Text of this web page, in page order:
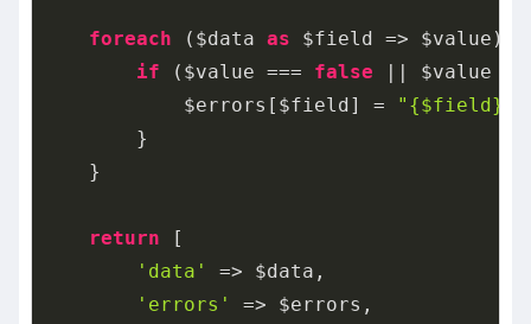
foreach ($data as $field => $value) {
if ($value === false || $value
            $errors[$field] =
"{$field}の値
        }
    }
return [
'data'
=> $data,
'errors'
=> $errors,